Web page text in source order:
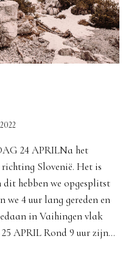
24 APRILNa het
Slovenië. Het is
dit hebben we opgesplitst
we 4 uur lang gereden en
in Vaihingen vlak
APRIL Rond 9 uur zijn…